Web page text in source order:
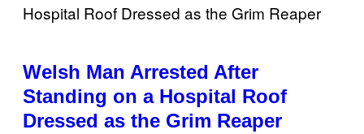
Welsh Man Arrested After
Standing on a Hospital Roof
Dressed as the Grim Reaper